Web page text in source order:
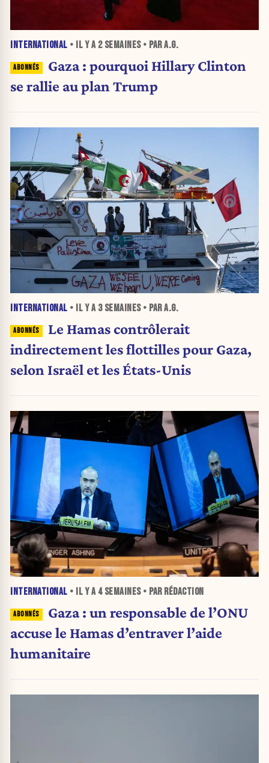
INTERNATIONAL • IL Y A 2 SEMAINES• PAR A.G.
Gaza : pourquoi Hillary Clinton
se rallie au plan Trump
INTERNATIONAL • IL Y A 3 SEMAINES• PAR A.G.
Le Hamas contrôlerait
indirectement les flottilles pour Gaza,
selon Israël et les États-Unis
INTERNATIONAL • IL Y A 4 SEMAINES• PAR RÉDACTION
Gaza : un responsable de l’ONU
accuse le Hamas d’entraver l’aide
humanitaire